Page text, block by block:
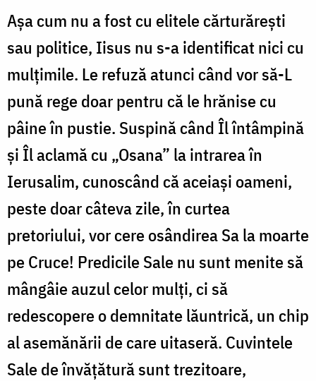
Așa cum nu a fost cu elitele cărturărești
sau politice, Iisus nu s-a identificat nici cu
mulțimile. Le refuză atunci când vor să-L
pună rege doar pentru că le hrănise cu
pâine în pustie. Suspină când Îl întâmpină
și Îl aclamă cu „Osana” la intrarea în
Ierusalim, cunoscând că aceiași oameni,
peste doar câteva zile, în curtea
pretoriului, vor cere osândirea Sa la moarte
pe Cruce! Predicile Sale nu sunt menite să
mângâie auzul celor mulți, ci să
redescopere o demnitate lăuntrică, un chip
al asemănării de care uitaseră. Cuvintele
Sale de învățătură sunt trezitoare,